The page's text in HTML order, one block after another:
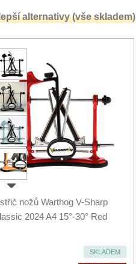
alternativy (vše skladem)
nožů Warthog V-Sharp
2024 A4 15°-30° Red
SKLADEM